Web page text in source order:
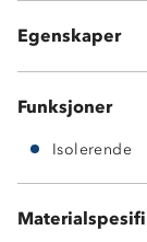
Egenskaper
Polypile520™
Funksjoner
Isolerende
100%